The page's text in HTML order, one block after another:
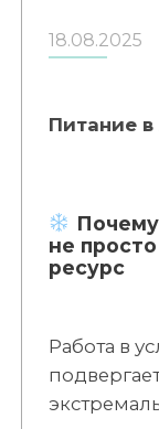
18.08.2025
Питание
не
ресурс
Работа в